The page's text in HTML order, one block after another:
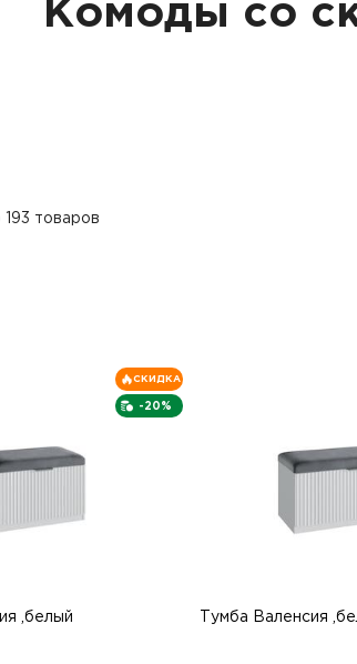
Комоды со
193 товаров
-20%
СКИДКА
,белый Тумба Валенсия